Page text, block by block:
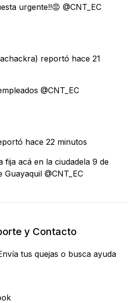
urgente!!😡 @CNT_EC
reportó hace 21
@CNT_EC
hace 22 minutos
fija acá en la ciudadela 9 de
@CNT_EC
y Contacto
tus quejas o busca ayuda